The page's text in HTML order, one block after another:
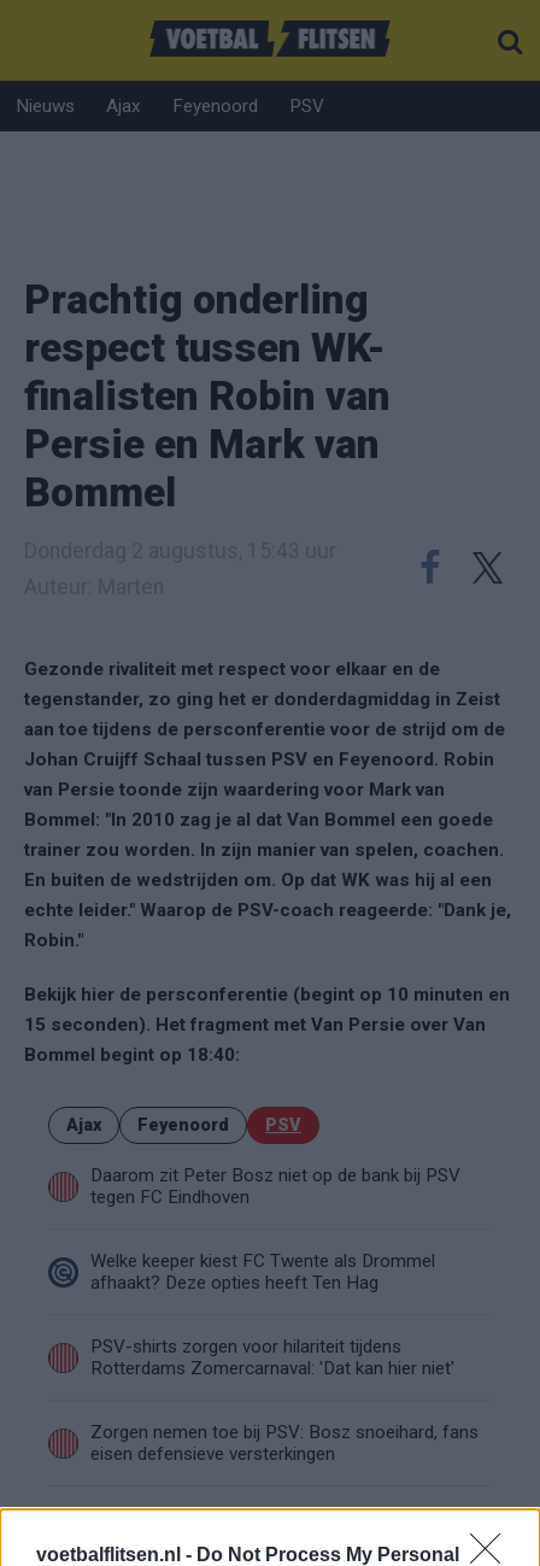
voetbalflitsen.nl - Do Not Process My Personal
Nieuws Ajax Feyenoord PSV
Prachtig onderling
respect tussen WK-
finalisten Robin van
Persie en Mark van
Bommel
Gezonde rivaliteit met respect voor elkaar en de
tegenstander, zo ging het er donderdagmiddag in Zeist
aan toe tijdens de persconferentie voor de strijd om de
Johan Cruijff Schaal tussen PSV en Feyenoord. Robin
van Persie toonde zijn waardering voor Mark van
Bommel: "In 2010 zag je al dat Van Bommel een goede
trainer zou worden. In zijn manier van spelen, coachen.
En buiten de wedstrijden om. Op dat WK was hij al een
echte leider." Waarop de PSV-coach reageerde: "Dank je,
Robin."
Bekijk hier de persconferentie (begint op 10 minuten en
15 seconden). Het fragment met Van Persie over Van
Bommel begint op 18:40:
Ajax Feyenoord PSV
Daarom zit Peter Bosz niet op de bank bij PSV
tegen FC Eindhoven
Welke keeper kiest FC Twente als Drommel
afhaakt? Deze opties heeft Ten Hag
PSV-shirts zorgen voor hilariteit tijdens
Rotterdams Zomercarnaval: 'Dat kan hier niet'
Zorgen nemen toe bij PSV: Bosz snoeihard, fans
eisen defensieve versterkingen
Ooit de toekomst van PSV, nu op weg naar de